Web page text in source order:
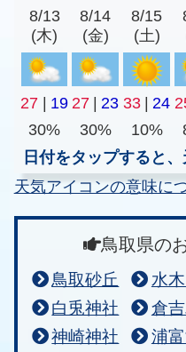
8/13
(木)
8/14
(金)
8/15
(土)
27 19 27 23 33 24
30%
30% 10%
日付をタップすると
天気アイコンの意味に
鳥取県の
鳥取砂丘
水
白兎神社
倉
神崎神社
浦